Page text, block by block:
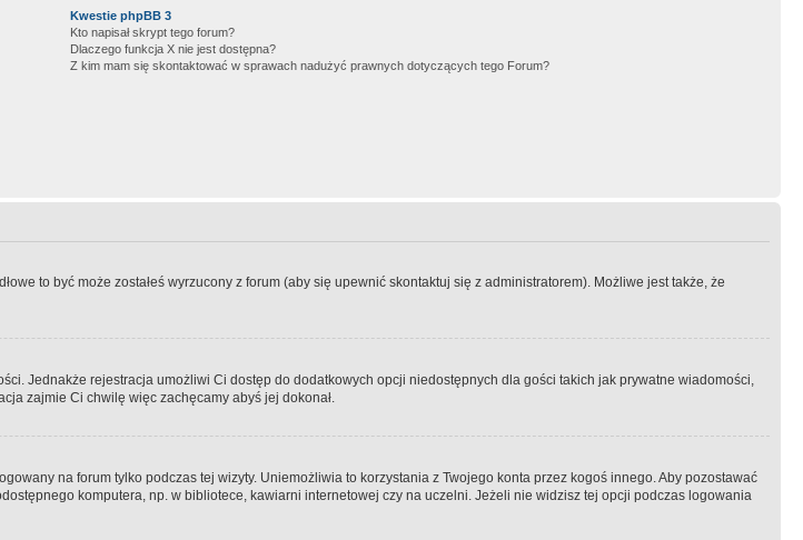
Kwestie phpBB 3
Kto napisał skrypt tego forum?
Dlaczego funkcja X nie jest dostępna?
Z kim mam się skontaktować w sprawach nadużyć prawnych dotyczących tego Forum?
to być może zostałeś wyrzucony z forum (aby się upewnić skontaktuj się z administratorem). Możliwe jest także, że
Jednakże rejestracja umożliwi Ci dostęp do dodatkowych opcji niedostępnych dla gości takich jak prywatne wiadomości,
zajmie Ci chwilę więc zachęcamy abyś jej dokonał.
na forum tylko podczas tej wizyty. Uniemożliwia to korzystania z Twojego konta przez kogoś innego. Aby pozostawać
komputera, np. w bibliotece, kawiarni internetowej czy na uczelni. Jeżeli nie widzisz tej opcji podczas logowania